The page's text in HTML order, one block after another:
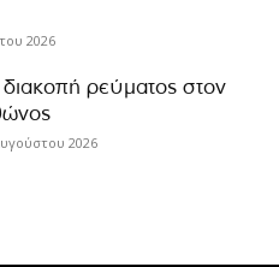
2026
διακοπή ρεύματος στον
2026